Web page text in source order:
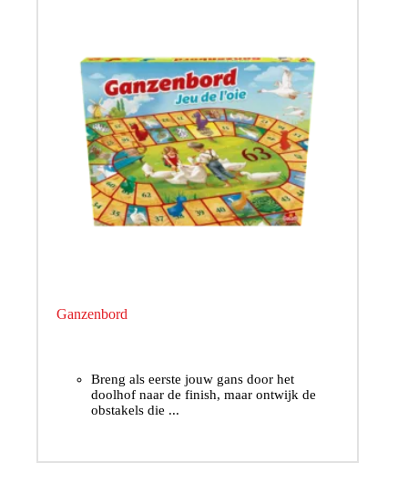
Ganzenbord
Breng als eerste jouw gans door het
doolhof naar de finish, maar ontwijk de
obstakels die ...